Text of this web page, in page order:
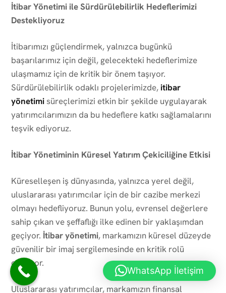
İtibar Yönetimi ile Sürdürülebilirlik Hedeflerimizi
Destekliyoruz
İtibarımızı güçlendirmek, yalnızca bugünkü
başarılarımız için değil, gelecekteki hedeflerimize
ulaşmamız için de kritik bir önem taşıyor.
Sürdürülebilirlik odaklı projelerimizde, itibar
yönetimisüreçlerimizi etkin bir şekilde uygulayarak
yatırımcılarımızın da bu hedeflere katkı sağlamalarını
teşvik ediyoruz.
İtibar Yönetiminin Küresel Yatırım Çekiciliğine Etkisi
Küreselleşen iş dünyasında, yalnızca yerel değil,
uluslararası yatırımcılar için de bir cazibe merkezi
olmayı hedefliyoruz. Bunun yolu, evrensel değerlere
sahip çıkan ve şeffaflığı ilke edinen bir yaklaşımdan
geçiyor. İtibar yönetimi, markamızın küresel düzeyde
güvenilir bir imaj sergilemesinde en kritik rolü
oynuyor.
Uluslararası yatırımcılar, markamızın finansal
WhatsApp İletişim